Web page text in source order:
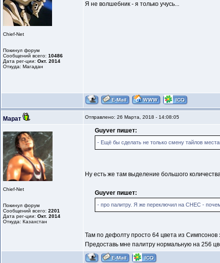
Chief-Net
Покинул форум
Сообщений всего: 10486
Дата рег-ции: Окт. 2014
Откуда: Магадан
Я не волшебник - я только учусь...
Марат Отправлено: 26 Марта, 2018 - 14:08:05
Chief-Net
Покинул форум
Сообщений всего: 2201
Дата рег-ции: Окт. 2014
Откуда: Казахстан
Guyver пишет:
- Ещё бы сделать не только смену тайлов
Ну есть же там выделение большого
Guyver пишет:
- про палитру. Я же переключил на СНЕС -
Там по дефолту просто 64 цвета из Симпсонов
Предоставь мне палитру нормальную на 256